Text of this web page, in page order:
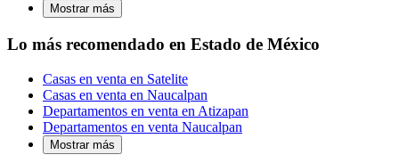
Mostrar más
Lo más recomendado en Estado de México
Casas en venta en Satelite
Casas en venta en Naucalpan
Departamentos en venta en Atizapan
Departamentos en venta Naucalpan
Mostrar más